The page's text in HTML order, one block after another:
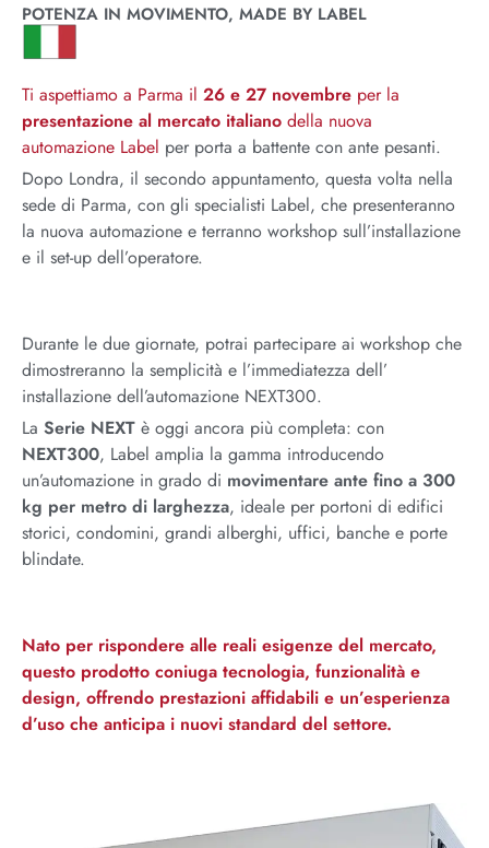
POTENZA IN MOVIMENTO, MADE BY LABEL
Ti aspettiamo a Parma il 26 e 27 novembre per la
presentazione al mercato italiano della nuova
automazione Label per porta a battente con ante pesanti.
Dopo Londra, il secondo appuntamento, questa volta nella
sede di Parma, con gli specialisti Label, che presenteranno
la nuova automazione e terranno workshop sull’installazione
e il set-up dell’operatore.
Durante le due giornate, potrai partecipare ai workshop che
dimostreranno la semplicità e l’immediatezza dell’
installazione dell’automazione NEXT300.
La Serie NEXT è oggi ancora più completa: con
NEXT300, Label amplia la gamma introducendo
un’automazione in grado di movimentare ante fino a 300
kg per metro di larghezza, ideale per portoni di edifici
storici, condomini, grandi alberghi, uffici, banche e porte
blindate.
Nato per rispondere alle reali esigenze del mercato,
questo prodotto coniuga tecnologia, funzionalità e
design, offrendo prestazioni affidabili e un’esperienza
d’uso che anticipa i nuovi standard del settore.